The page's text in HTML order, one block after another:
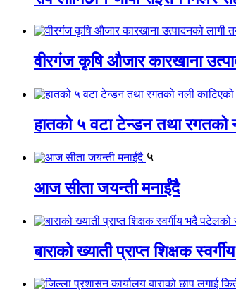
वीरगंज कृषि औजार कारखाना
हातको ५ वटा टेन्डन तथा रगतको
५
आज सीता जयन्ती मनाईंदै
बाराको ख्याती प्राप्त शिक्षक